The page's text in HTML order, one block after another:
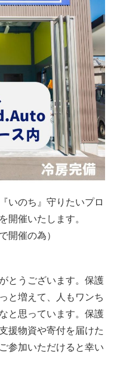
いのち』守りたいプロ
開催いたします。
開催の為）
とうございます。保護
と増えて、人もワンち
と思っています。保護
援物資や寄付を届けた
参加いただけると幸い